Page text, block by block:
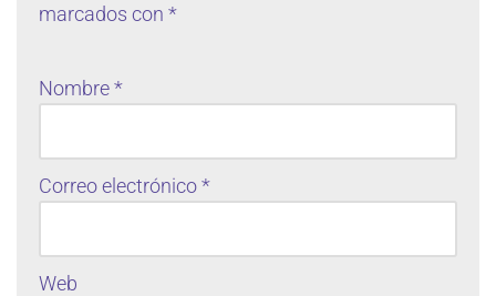
marcados con *
Nombre*
Correo electrónico*
Web